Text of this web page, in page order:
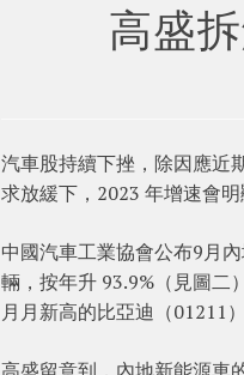
高盛
汽車股持續下挫，除因應近
求放緩下，2023 年增速會明
中國汽車工業協會公布9月
輛，按年升 93.9%（見圖二
月月新高的比亞迪（01211